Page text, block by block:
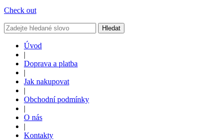
Check out
Hledat
Úvod
|
Doprava a platba
|
Jak nakupovat
|
Obchodní podmínky
|
O nás
|
Kontakty